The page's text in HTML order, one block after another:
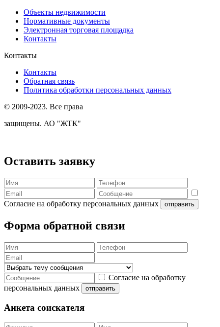
Объекты недвижимости
Нормативные документы
Электронная торговая площадка
Контакты
Контакты
Контакты
Обратная связь
Политика обработки персональных данных
© 2009-2023. Все права
защищены. АО "ЖТК"
Оставить заявку
Согласие на обработку персональных данных отправить
Форма обратной связи
Согласие на обработку
персональных данных
отправить
Анкета соискателя